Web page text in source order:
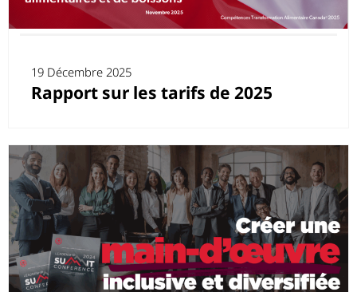
19 Décembre 2025
Rapport sur les tarifs de 2025